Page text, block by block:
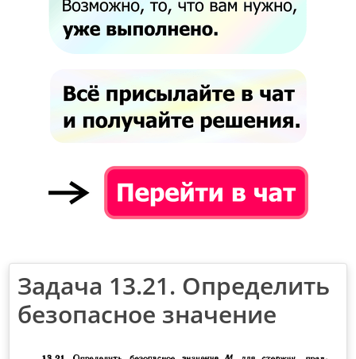
Задача 13.21. Определить
безопасное значение